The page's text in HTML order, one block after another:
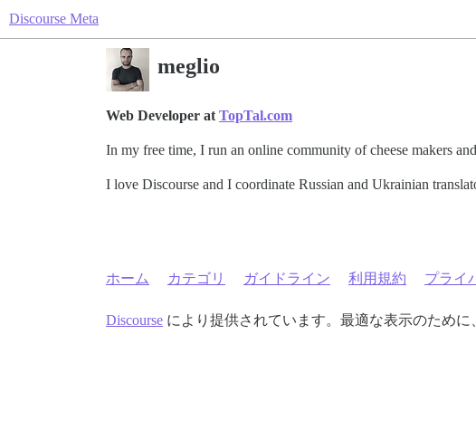
Discourse Meta
meglio
Web Developer at TopTal.com
In my free time, I run an online community of cheese makers
I love Discourse and I coordinate Russian and Ukrainian
ホーム カテゴリ ガイドライン 利用規約 プライ
Discourse により提供されています。最適な表示のために